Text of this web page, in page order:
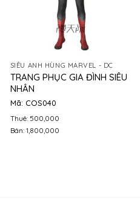
SIÊU ANH HÙNG MARVEL - DC
TRANG PHỤC GIA ĐÌNH SIÊU
NHÂN
Mã: COS040
Thuê: 500,000
Bán: 1,800,000